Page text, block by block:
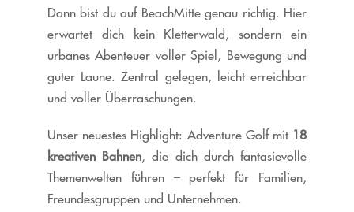
Dann bist du auf BeachMitte genau richtig. Hier
erwartet dich kein Kletterwald, sondern ein
urbanes Abenteuer voller Spiel, Bewegung und
guter Laune. Zentral gelegen, leicht erreichbar
und voller Überraschungen.
Unser neuestes Highlight: Adventure Golf mit 18
kreativen Bahnen, die dich durch fantasievolle
Themenwelten führen – perfekt für Familien,
Freundesgruppen und Unternehmen.